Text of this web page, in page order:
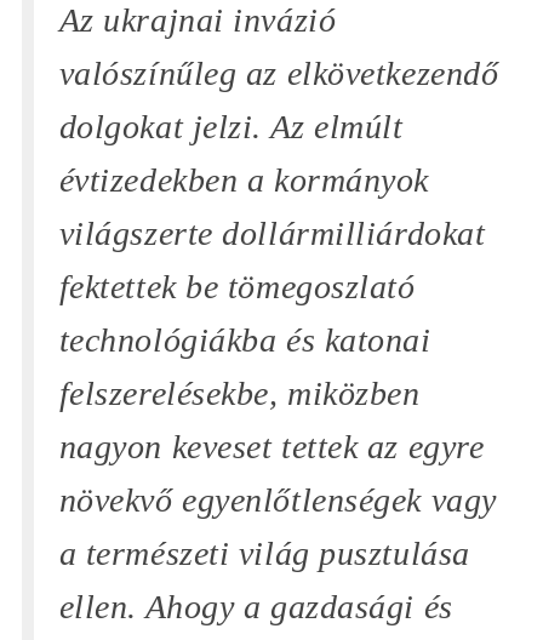
Az ukrajnai invázió
valószínűleg az elkövetkezendő
dolgokat jelzi. Az elmúlt
évtizedekben a kormányok
világszerte dollármilliárdokat
fektettek be tömegoszlató
technológiákba és katonai
felszerelésekbe, miközben
nagyon keveset tettek az egyre
növekvő egyenlőtlenségek vagy
a természeti világ pusztulása
ellen. Ahogy a gazdasági és